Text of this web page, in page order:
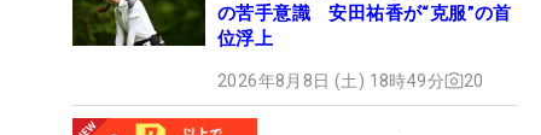
の苦手意識 安田祐香が“克服”の首
位浮上
2026年8月8日 (土) 18時49分 20